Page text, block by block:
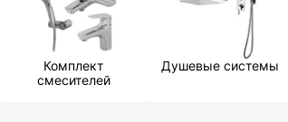
Комплект
смесителей
Душевые системы